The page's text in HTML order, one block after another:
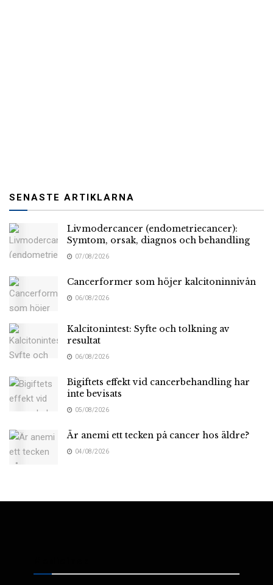
SENASTE ARTIKLARNA
Livmodercancer (endometriecancer):
Symtom, orsak, diagnos och behandling
07/08/2026
Cancerformer som höjer kalcitoninnivån
06/08/2026
Kalcitonintest: Syfte och tolkning av
resultat
06/08/2026
Bigiftets effekt vid cancerbehandling har
inte bevisats
05/08/2026
Är anemi ett tecken på cancer hos äldre?
04/08/2026